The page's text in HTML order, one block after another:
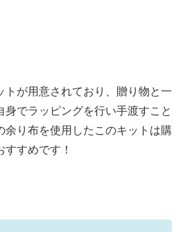
トが用意されており、贈り物と一
でラッピングを行い手渡すこと
余り布を使用したこのキットは購
すめです！